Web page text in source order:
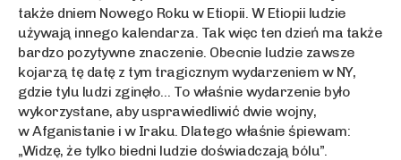
także dniem Nowego Roku w Etiopii. W Etiopii ludzie
używają innego kalendarza. Tak więc ten dzień ma także
bardzo pozytywne znaczenie. Obecnie ludzie zawsze
kojarzą tę datę z tym tragicznym wydarzeniem w NY,
gdzie tylu ludzi zginęło… To właśnie wydarzenie było
wykorzystane, aby usprawiedliwić dwie wojny,
w Afganistanie i w Iraku. Dlatego właśnie śpiewam:
„Widzę, że tylko biedni ludzie doświadczają bólu”.